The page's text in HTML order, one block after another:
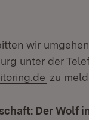
wir
unter der
zu
Der Wolf